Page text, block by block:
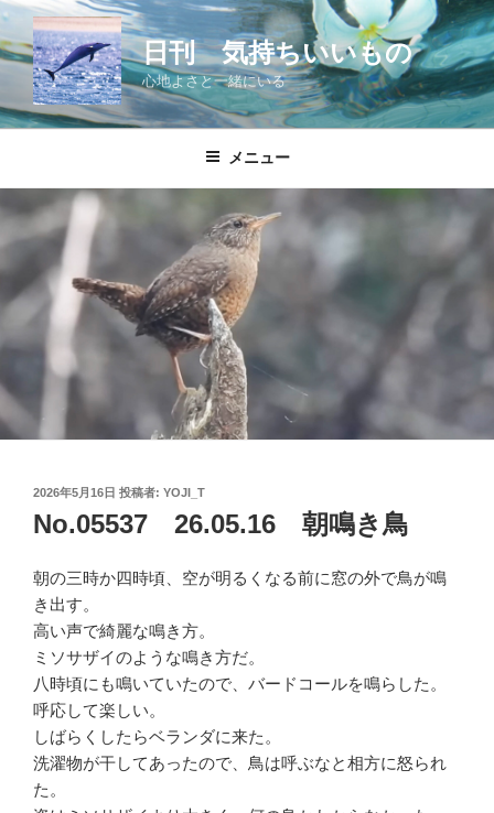
コ
ン
テ
ツ
ッ
プ
日刊 気持ちいいもの
心地よさと一緒にいる
メニュー
投
日:
2026年5月16日 投稿者: YOJI_T
No.05537 26.05.16 朝鳴き鳥
朝の三時か四時頃、空が明るくなる前に窓の外で鳥が鳴
き出す。
高い声で綺麗な鳴き方。
ミソサザイのような鳴き方だ。
八時頃にも鳴いていたので、バードコールを鳴らした。
呼応して楽しい。
しばらくしたらベランダに来た。
洗濯物が干してあったので、鳥は呼ぶなと相方に怒られ
た。